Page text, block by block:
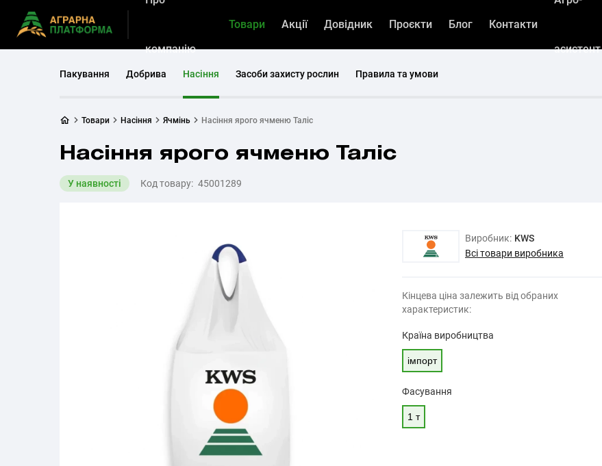
компанію
Товари Акції Довідник Проєкти Блог Контакти
асистент
Пакування Добрива Насіння Засоби захисту рослин Правила та умови
Товари Насіння Ячмінь Насіння ярого ячменю Таліс
Насіння ярого ячменю Таліс
У наявності Код товару: 45001289
Виробник: KWS
Всі товари виробника
Кінцева ціна залежить від обраних
характеристик:
Країна виробництва
імпорт
Фасування
1 т